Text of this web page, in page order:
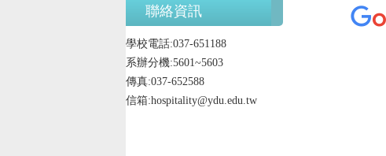
聯絡資訊
學校電話:037-651188
系辦分機:5601~5603
傳真:037-652588
信箱:hospitality@ydu.edu.tw